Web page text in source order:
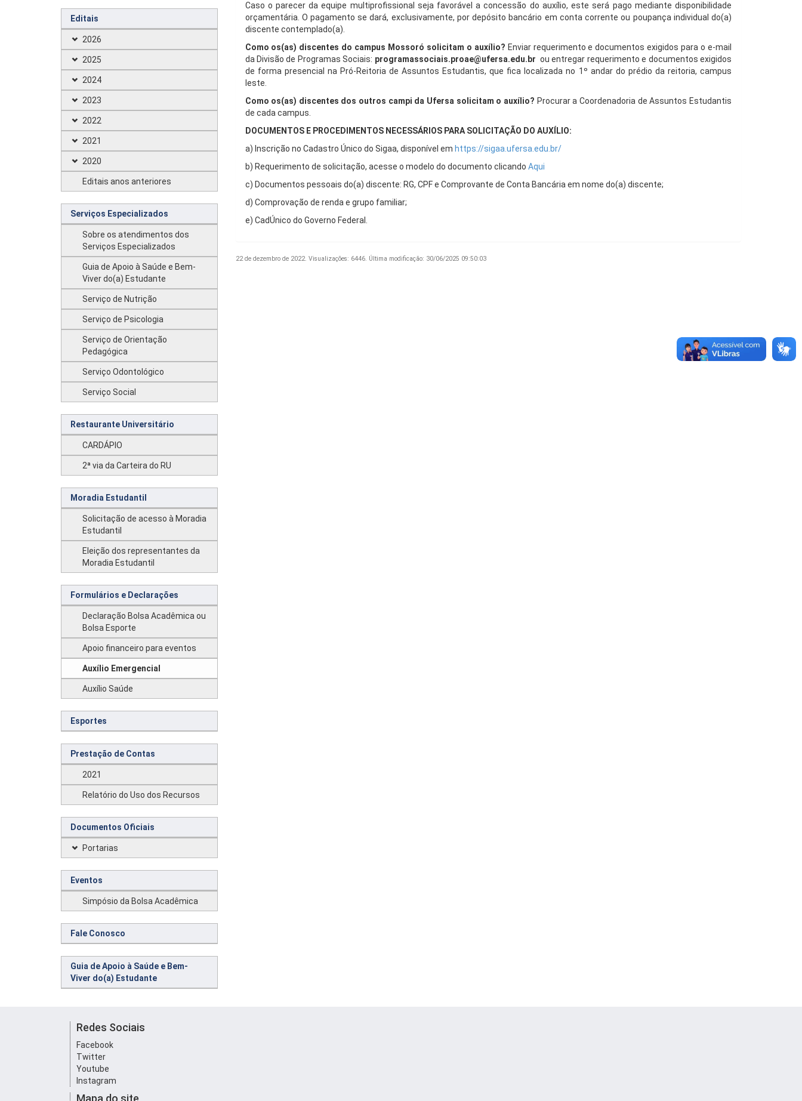
Editais
2026
2025
2024
2023
2022
2021
2020
Editais anos anteriores
Serviços Especializados
Sobre os atendimentos dos
Serviços Especializados
Guia de Apoio à Saúde e Bem-
Viver do(a) Estudante
Serviço de Nutrição
Serviço de Psicologia
Serviço de Orientação
Pedagógica
Serviço Odontológico
Serviço Social
Restaurante Universitário
CARDÁPIO
2ª via da Carteira do RU
Moradia Estudantil
Solicitação de acesso à Moradia
Estudantil
Eleição dos representantes da
Moradia Estudantil
Formulários e Declarações
Declaração Bolsa Acadêmica ou
Bolsa Esporte
Apoio financeiro para eventos
Auxílio Emergencial
Auxílio Saúde
Esportes
Prestação de Contas
2021
Relatório do Uso dos Recursos
Documentos Oficiais
Portarias
Eventos
Simpósio da Bolsa Acadêmica
Fale Conosco
Guia de Apoio à Saúde e Bem-
Viver do(a) Estudante
Caso o parecer da equipe multiprofissional seja favorável a concessão do auxílio, este será pago mediante disponibilidade
orçamentária. O pagamento se dará, exclusivamente, por depósito bancário em conta corrente ou poupança individual do(a)
discente contemplado(a).
Como os(as) discentes do campus Mossoró solicitam o auxílio? Enviar requerimento e documentos exigidos para o e-mail
da Divisão de Programas Sociais: programassociais.proae@ufersa.edu.br ou entregar requerimento e documentos exigidos
de forma presencial na Pró-Reitoria de Assuntos Estudantis, que fica localizada no 1º andar do prédio da reitoria, campus
leste.
Como os(as) discentes dos outros campi da Ufersa solicitam o auxílio? Procurar a Coordenadoria de Assuntos Estudantis
de cada campus.
DOCUMENTOS E PROCEDIMENTOS NECESSÁRIOS PARA SOLICITAÇÃO DO AUXÍLIO:
a) Inscrição no Cadastro Único do Sigaa, disponível em https://sigaa.ufersa.edu.br/
b) Requerimento de solicitação, acesse o modelo do documento clicando Aqui
c) Documentos pessoais do(a) discente: RG, CPF e Comprovante de Conta Bancária em nome do(a) discente;
d) Comprovação de renda e grupo familiar;
e) CadÚnico do Governo Federal.
22 de dezembro de 2022. Visualizações: 6446. Última modificação: 30/06/2025 09:50:03
Redes Sociais
Facebook
Twitter
Youtube
Instagram
Mapa do site